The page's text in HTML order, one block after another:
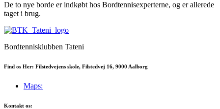
De to nye borde er indkøbt hos Bordtennisexperterne, og er allerede
taget i brug.
Bordtennisklubben Tateni
Find os Her: Filstedvejens skole, Filstedvej 16, 9000 Aalborg
Maps:
Kontakt os: